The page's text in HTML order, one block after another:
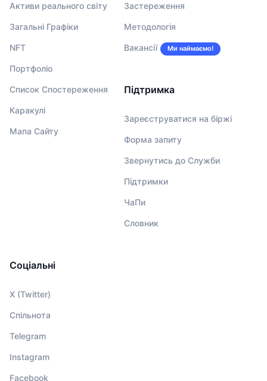
Активи реального світу
Загальні Графіки
NFT
Портфоліо
Список Спостереження
Каракулі
Мапа Сайту
Застереження
Методологія
Вакансії Ми наймаємо!
Підтримка
Зареєструватися на біржі
Форма запиту
Звернутись до Служби
Підтримки
ЧаПи
Словник
Соціальні
X (Twitter)
Спільнота
Telegram
Instagram
Facebook